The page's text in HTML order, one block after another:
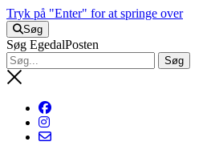
Tryk på "Enter" for at springe over
Søg
Søg EgedalPosten